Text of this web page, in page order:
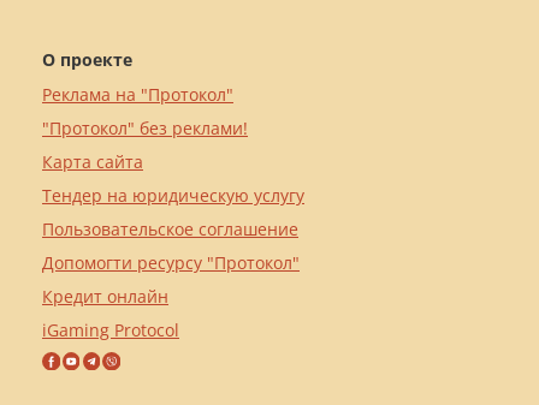
О проекте
Реклама на "Протокол"
"Протокол" без реклами!
Карта сайта
Тендер на юридическую услугу
Пользовательское соглашение
Допомогти ресурсу "Протокол"
Кредит онлайн
iGaming Protocol